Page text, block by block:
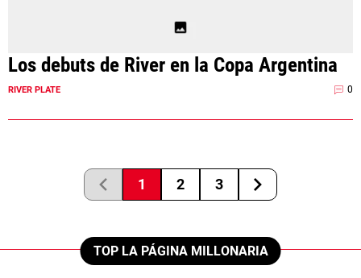
Los debuts de River en la Copa Argentina
RIVER PLATE 0
1 2 3
TOP LA PÁGINA MILLONARIA